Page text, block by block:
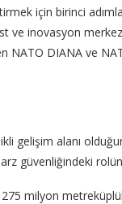
için birinci
ve inovasyon
NATO DIANA ve
gelişim alanı
güvenliğindeki
275 milyon